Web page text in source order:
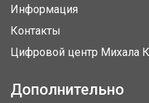
Информация
Контакты
Цифровой центр Михала
Дополнительно